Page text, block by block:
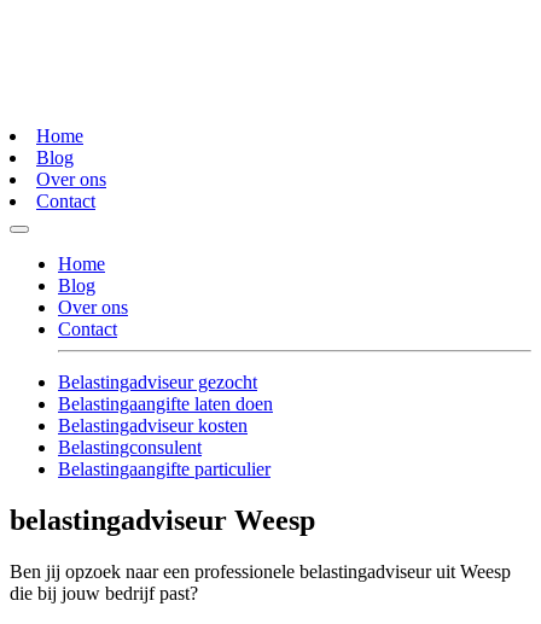
Home
Blog
Over ons
Contact
Home
Blog
Over ons
Contact
Belastingadviseur gezocht
Belastingaangifte laten doen
Belastingadviseur kosten
Belastingconsulent
Belastingaangifte particulier
belastingadviseur Weesp
Ben jij opzoek naar een professionele belastingadviseur uit Weesp
die bij jouw bedrijf past?